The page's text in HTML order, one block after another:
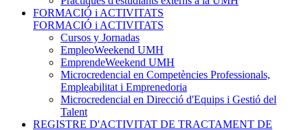
FORMACIÓ i ACTIVITATS
FORMACIÓ i ACTIVITATS
Cursos y Jornadas
EmpleoWeekend UMH
EmprendeWeekend UMH
Microcredencial en Competències Professionals,
Empleabilitat i Emprenedoria
Microcredencial en Direcció d'Equips i Gestió del
Talent
REGISTRE D'ACTIVITAT DE TRACTAMENT DE